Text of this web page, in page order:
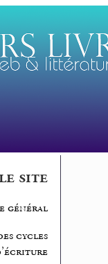
site
général
cycles